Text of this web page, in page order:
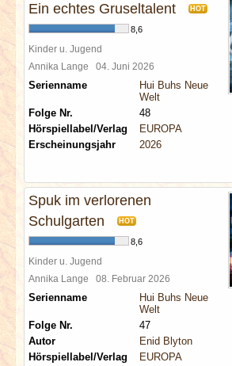
Ein echtes Gruseltalent HOT
8,6
Kinder u. Jugend
Annika Lange 04. Juni 2026
Serienname
Hui Buhs Neue
Welt
Folge Nr.
48
Hörspiellabel/Verlag
EUROPA
Erscheinungsjahr
2026
Spuk im verlorenen
Schulgarten
HOT
8,6
Kinder u. Jugend
Annika Lange 08. Februar 2026
Serienname
Hui Buhs Neue
Welt
Folge Nr.
47
Autor
Enid Blyton
Hörspiellabel/Verlag
EUROPA